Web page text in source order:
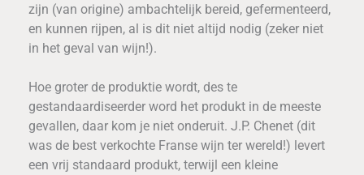
zijn (van origine) ambachtelijk bereid, gefermenteerd,
en kunnen rijpen, al is dit niet altijd nodig (zeker niet
in het geval van wijn!).
Hoe groter de produktie wordt, des te
gestandaardiseerder word het produkt in de meeste
gevallen, daar kom je niet onderuit. J.P. Chenet (dit
was de best verkochte Franse wijn ter wereld!) levert
een vrij standaard produkt, terwijl een kleine